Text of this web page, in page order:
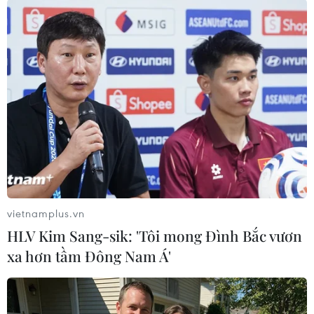
Theo lịch thi đấu, Malaysia sẽ có trận ra quân
tại AFF Cup 2022 gặp đối thủ Myanmar vào lúc
17h ngày 21/12. Họ sẽ đối đầu với tuyển Việt
Nam ở lượt trận thứ ba vào lúc 19h30 ngày
27/12. Trận đấu này sẽ diễn ra trên sân Mỹ
Đình./.
(TTXVN/Vietnam+)
vietnamplus.vn
HLV Kim Sang-sik: 'Tôi mong Đình Bắc vươn
xa hơn tầm Đông Nam Á'